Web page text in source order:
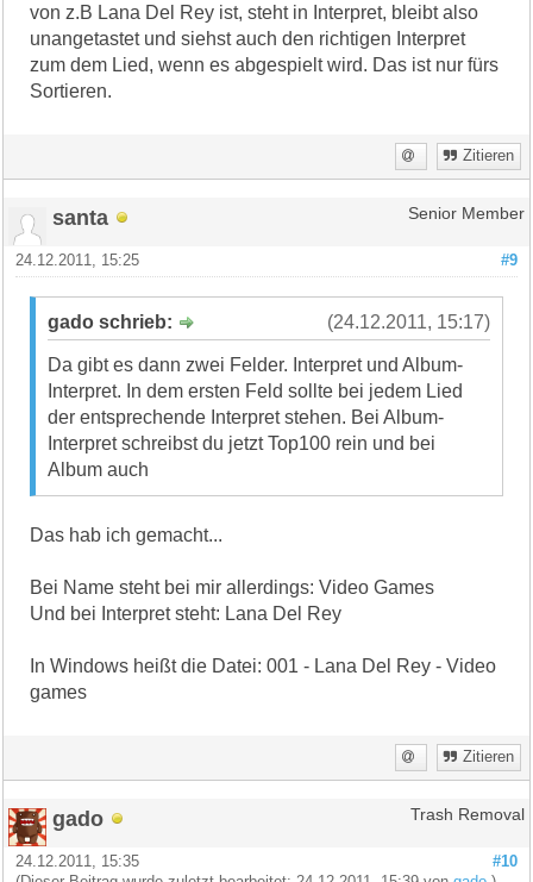
von z.B Lana Del Rey ist, steht in Interpret, bleibt also
unangetastet und siehst auch den richtigen Interpret
zum dem Lied, wenn es abgespielt wird. Das ist nur fürs
Sortieren.
Zitieren
santa Senior Member
#9
24.12.2011, 15:25
(24.12.2011, 15:17)
gado schrieb:
Da gibt es dann zwei Felder. Interpret und Album-
Interpret. In dem ersten Feld sollte bei jedem Lied
der entsprechende Interpret stehen. Bei Album-
Interpret schreibst du jetzt Top100 rein und bei
Album auch
Das hab ich gemacht...
Bei Name steht bei mir allerdings: Video Games
Und bei Interpret steht: Lana Del Rey
In Windows heißt die Datei: 001 - Lana Del Rey - Video
games
Zitieren
gado Trash Removal
#10
24.12.2011, 15:35